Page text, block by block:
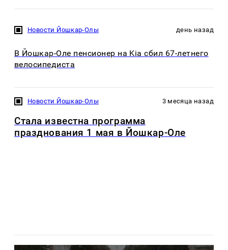
Новости Йошкар-Олы день назад
В Йошкар-Оле пенсионер на Kia сбил 67-летнего
велосипедиста
Новости Йошкар-Олы 3 месяца назад
Стала известна программа
празднования 1 мая в Йошкар-Оле